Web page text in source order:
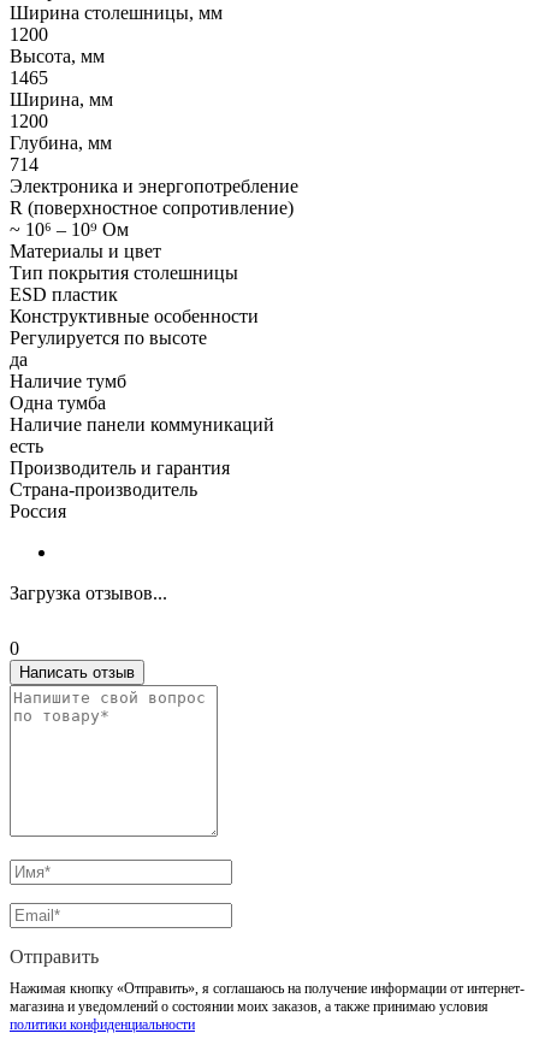
Ширина столешницы, мм
1200
Высота, мм
1465
Ширина, мм
1200
Глубина, мм
714
Электроника и энергопотребление
R (поверхностное сопротивление)
~ 10⁶ – 10⁹ Ом
Материалы и цвет
Тип покрытия столешницы
ESD пластик
Конструктивные особенности
Регулируется по высоте
да
Наличие тумб
Одна тумба
Наличие панели коммуникаций
есть
Производитель и гарантия
Страна-производитель
Россия
Загрузка отзывов...
0
Написать отзыв
Отправить
Нажимая кнопку «Отправить», я соглашаюсь на получение информации от интернет-
магазина и уведомлений о состоянии моих заказов, а также принимаю условия
политики конфиденциальности